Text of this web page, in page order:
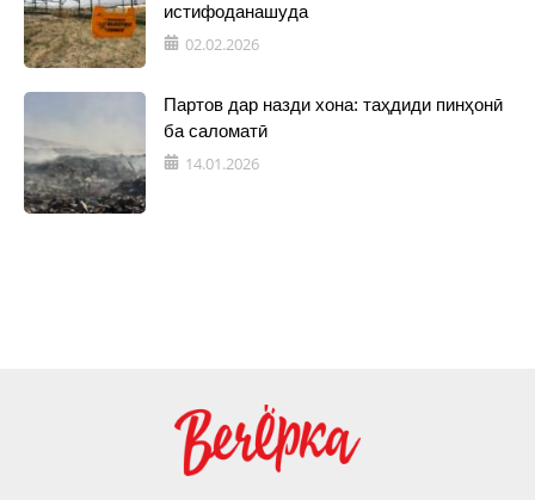
истифоданашуда
02.02.2026
Партов дар назди хона: таҳдиди пинҳонӣ
ба саломатӣ
14.01.2026